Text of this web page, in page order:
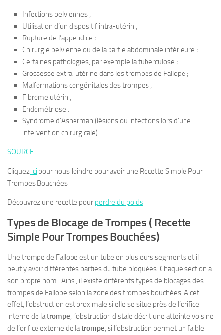
Infections pelviennes ;
Utilisation d’un dispositif intra-utérin ;
Rupture de l’appendice ;
Chirurgie pelvienne ou de la partie abdominale inférieure ;
Certaines pathologies, par exemple la tuberculose ;
Grossesse extra-utérine dans les trompes de Fallope ;
Malformations congénitales des trompes ;
Fibrome utérin ;
Endométriose ;
Syndrome d’Asherman (lésions ou infections lors d’une
intervention chirurgicale).
SOURCE
Cliquez ici pour nous Joindre pour avoir une Recette Simple Pour
Trompes Bouchées
Découvrez une recette pour perdre du poids
Types de Blocage de Trompes ( Recette
Simple Pour Trompes Bouchées)
Une trompe de Fallope est un tube en plusieurs segments et il
peut y avoir différentes parties du tube bloquées. Chaque section a
son propre nom. Ainsi, il existe différents types de blocages des
trompes de Fallope selon la zone des trompes bouchées. A cet
effet, l’obstruction est proximale si elle se situe près de l’orifice
interne de latrompe, l’obstruction distale décrit une atteinte voisine
de l’orifice externe de latrompe, si l’obstruction permet un faible